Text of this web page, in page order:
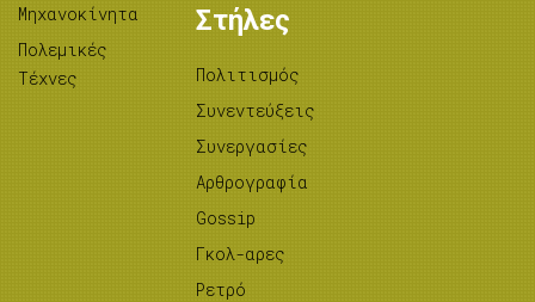
Μηχανοκίνητα
Πολεμικές
Τέχνες
Στήλες
Πολιτισμός
Συνεντεύξεις
Συνεργασίες
Αρθρογραφία
Gossip
Γκολ-αρες
Ρετρό